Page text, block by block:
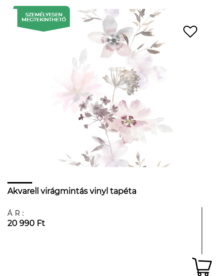
Akvarell virágmintás vinyl tapéta
ÁR:
20 990 Ft